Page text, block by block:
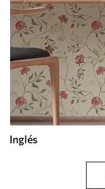
Inglés